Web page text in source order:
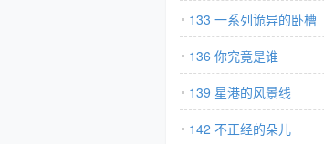
133 一系列诡异的卧槽
136 你究竟是谁
139 星港的风景线
142 不正经的朵儿